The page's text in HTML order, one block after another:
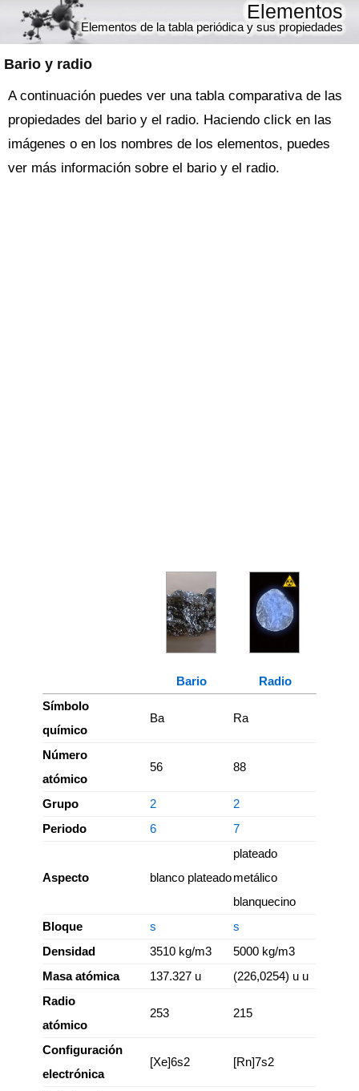
Bario y radio
Elementos
Elementos de la tabla periódica y sus propiedades
A continuación puedes ver una tabla comparativa de las
propiedades del bario y el radio. Haciendo click en las
imágenes o en los nombres de los elementos, puedes
ver más información sobre el bario y el radio.
Bario
Radio
Símbolo
químico
Ba Ra
Número
atómico
56 88
Grupo 2
2
Periodo
6 7
Aspecto blanco plateado
plateado
metálico
blanquecino
Bloque
s
s
Densidad
3510 kg/m3
5000 kg/m3
Masa atómica
137.327 u
(226,0254) u u
Radio
atómico
253 215
Configuración
electrónica
[Xe]6s2 [Rn]7s2